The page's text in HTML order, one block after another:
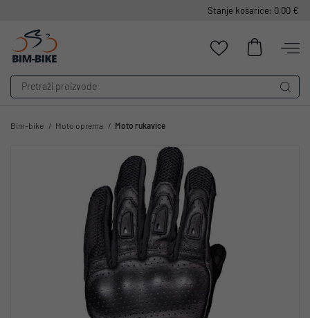
Stanje košarice: 0,00 €
Bim-bike Moto oprema Moto rukavice